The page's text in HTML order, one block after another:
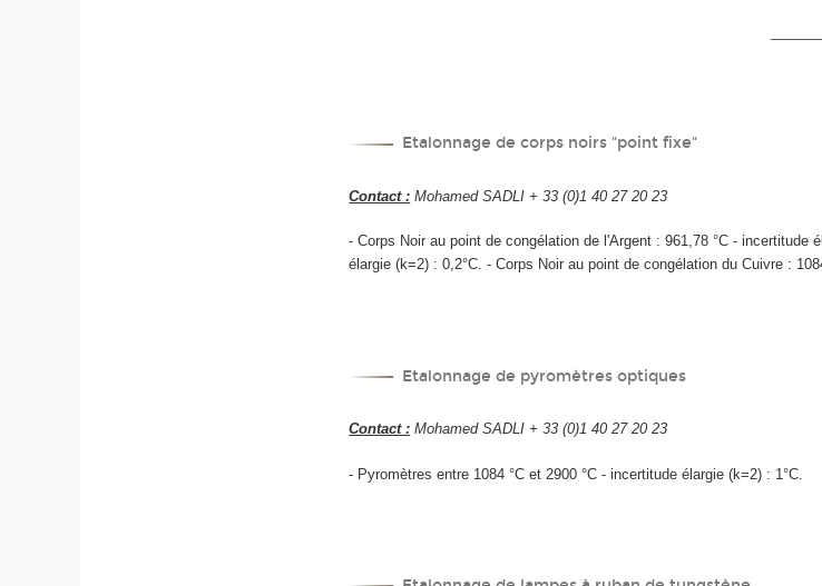
Etalonnage de corps noirs "point fixe"
Contact : Mohamed SADLI + 33 (0)1 40 27 20 23
- Corps Noir au point de congélation de l'Argent : 961,78 °C -
élargie (k=2) : 0,2°C. - Corps Noir au point de congélation du Cuivre :
Etalonnage de pyromètres optiques
Contact : Mohamed SADLI + 33 (0)1 40 27 20 23
- Pyromètres entre 1084 °C et 2900 °C - incertitude élargie (k=2) : 1°C.